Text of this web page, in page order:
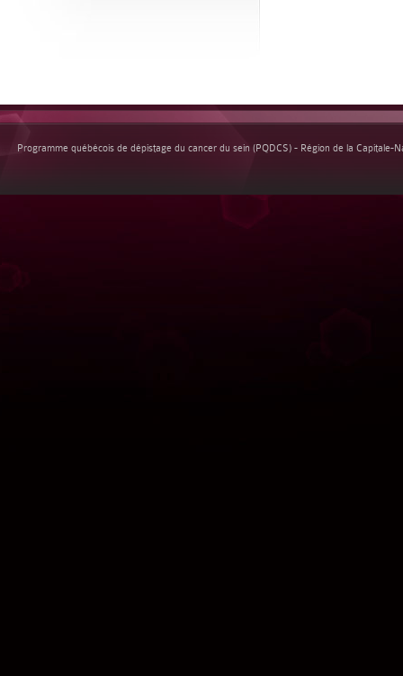
Programme québécois de dépistage du cancer du sein (PQDCS) - Région de la Capitale-